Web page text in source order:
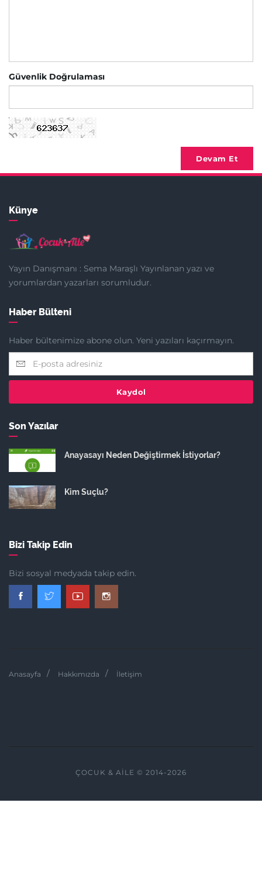
Güvenlik Doğrulaması
Devam Et
Künye
Yayın Danışmanı : Sema Maraşlı Yayınlanan yazı ve
yorumlardan yazarları sorumludur.
Haber Bülteni
Haber bültenimize abone olun. Yeni yazıları kaçırmayın.
Kaydol
Son Yazılar
Anayasayı Neden Değiştirmek İstiyorlar?
Kim Suçlu?
Bizi Takip Edin
Bizi sosyal medyada takip edin.
Anasayfa Hakkımızda İletişim
ÇOCUK & AILE © 2014-2026